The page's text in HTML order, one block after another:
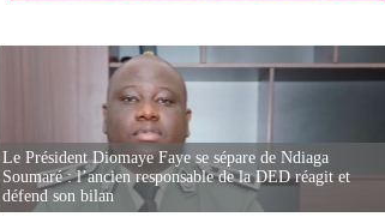
Le Président Diomaye Faye se sépare de Ndiaga
Soumaré : l’ancien responsable de la DED réagit et
défend son bilan